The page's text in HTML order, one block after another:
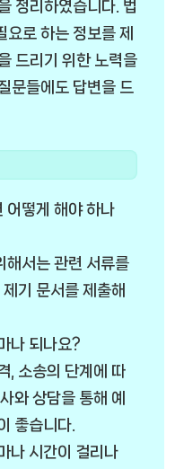
정리하였습니다. 법
로 하는 정보를 제
드리기 위한 노력을
문들에도 답변을 드
어떻게 해야 하나
해서는 관련 서류를
기 문서를 제출해
나 되나요?
, 소송의 단계에 따
와 상담을 통해 예
좋습니다.
나 시간이 걸리나